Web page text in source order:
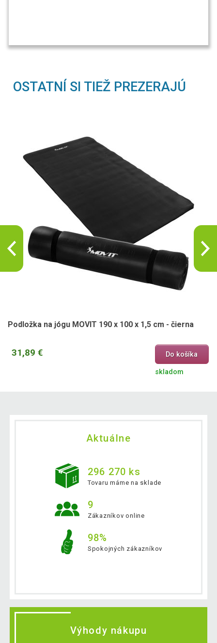
OSTATNÍ SI TIEŽ PREZERAJÚ
Podložka na jógu MOVIT 190 x 100 x 1,5 cm - čierna
31,89 € Do košíka
skladom
Aktuálne
296 270 ks
Tovaru máme na sklade
9
Zákazníkov online
98%
Spokojných zákazníkov
Výhody nákupu